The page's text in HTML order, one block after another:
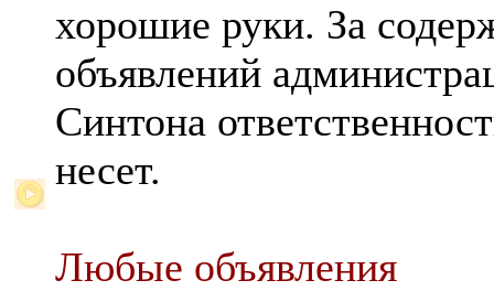
хорошие руки. За
объявлений
Синтона
несет.
Любые объявления